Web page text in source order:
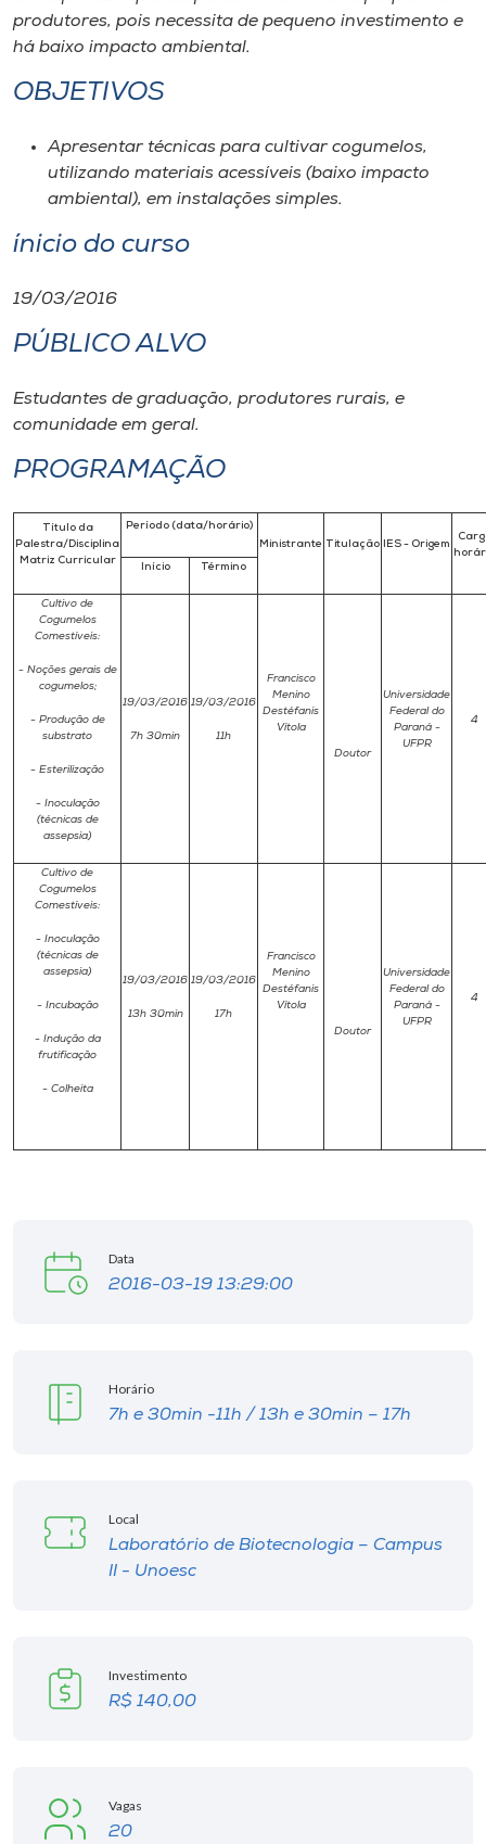
A-
produtores, pois necessita de pequeno investimento e
há baixo impacto ambiental.
OBJETIVOS
Apresentar técnicas para cultivar cogumelos,
utilizando materiais acessíveis (baixo impacto
ambiental), em instalações simples.
ínicio do curso
19/03/2016
PÚBLICO ALVO
Estudantes de graduação, produtores rurais, e
comunidade em geral.
PROGRAMAÇÃO
Título da
Palestra/Disciplina
Matriz Curricular
Período (data/horário)
Ministrante Titulação IES - Origem
Início
Término
Cultivo de
Cogumelos
Comestíveis:
- Noções gerais de
cogumelos;
- Produção de
substrato
- Esterilização
- Inoculação
(técnicas de
assepsia)
19/03/2016
7h 30min
19/03/2016
11h
Francisco
Menino
Destéfanis
Vítola
Doutor
Universidade
Federal do
Paraná -
UFPR
4
Cultivo de
Cogumelos
Comestíveis:
- Inoculação
(técnicas de
assepsia)
- Incubação
- Indução da
frutificação
- Colheita
19/03/2016
13h 30min
19/03/2016
17h
Francisco
Menino
Destéfanis
Vítola
Doutor
Universidade
Federal do
Paraná -
UFPR
4
Data
2016-03-19 13:29:00
Horário
7h e 30min -11h / 13h e 30min – 17h
Local
Laboratório de Biotecnologia – Campus
II - Unoesc
Investimento
R$ 140,00
Vagas
20